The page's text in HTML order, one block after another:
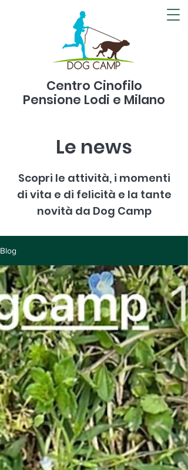
Centro Cinofilo
Pensione Lodi e Milano
Le news
Scopri le attività, i momenti
di vita e di felicità e la tante
novità da Dog Camp
Blog